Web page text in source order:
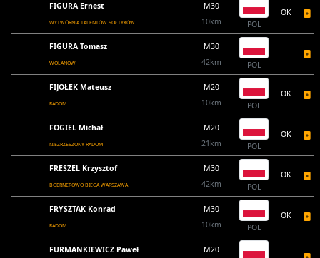
FIGURA Ernest
WYTWÓRNIA TALENTÓW SOŁTYKÓW
M30
10km
POL
OK
FIGURA Tomasz
WOLANÓW
M30
42km
POL
FIJOŁEK Mateusz
RADOM
M20
10km
POL
OK
FOGIEL Michał
NIEZRZESZONY RADOM
M20
21km
POL
OK
FRESZEL Krzysztof
BOERNEROWO BIEGA WARSZAWA
M30
42km
POL
OK
FRYSZTAK Konrad
RADOM
M30
10km
POL
OK
FURMANKIEWICZ Paweł
M20